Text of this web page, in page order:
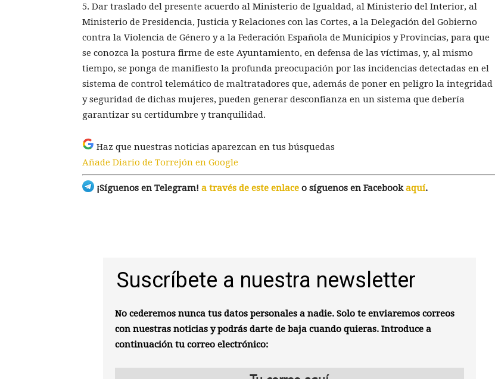
5. Dar traslado del presente acuerdo al Ministerio de Igualdad, al Ministerio del Interior, al
Ministerio de Presidencia, Justicia y Relaciones con las Cortes, a la Delegación del Gobierno
contra la Violencia de Género y a la Federación Española de Municipios y Provincias, para que
se conozca la postura firme de este Ayuntamiento, en defensa de las víctimas, y, al mismo
tiempo, se ponga de manifiesto la profunda preocupación por las incidencias detectadas en el
sistema de control telemático de maltratadores que, además de poner en peligro la integridad
y seguridad de dichas mujeres, pueden generar desconfianza en un sistema que debería
garantizar su certidumbre y tranquilidad.
Haz que nuestras noticias aparezcan en tus búsquedas
Añade Diario de Torrejón en Google
¡Síguenos en Telegram! a través de este enlace o síguenos en Facebookaquí.
Suscríbete a nuestra newsletter
No cederemos nunca tus datos personales a nadie. Solo te enviaremos correos
con nuestras noticias y podrás darte de baja cuando quieras. Introduce a
continuación tu correo electrónico: